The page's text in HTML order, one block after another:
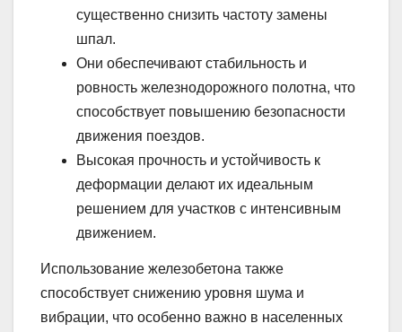
существенно снизить частоту замены
шпал.
Они обеспечивают стабильность и
ровность железнодорожного полотна, что
способствует повышению безопасности
движения поездов.
Высокая прочность и устойчивость к
деформации делают их идеальным
решением для участков с интенсивным
движением.
Использование железобетона также
способствует снижению уровня шума и
вибрации, что особенно важно в населенных